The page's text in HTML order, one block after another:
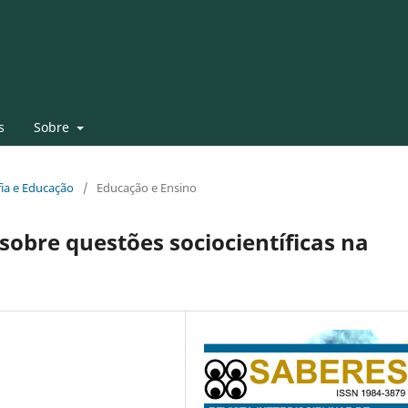
Sobre
e Educação / Educação e Ensino
questões sociocientíficas na